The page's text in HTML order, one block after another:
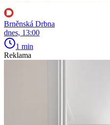
Brněnská Drbna
dnes, 13:00
1 min
Reklama